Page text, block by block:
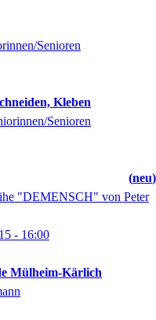
Senioren
Kleben
Senioren
neu
"DEMENSCH" von Peter
- 16:00
Mülheim-Kärlich